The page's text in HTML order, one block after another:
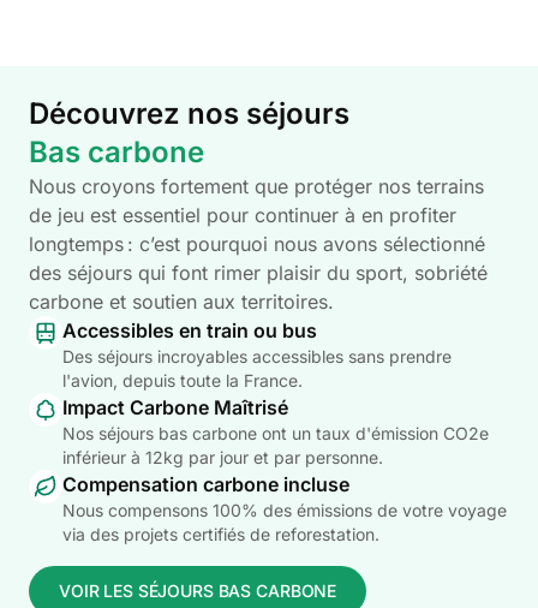
Découvrez nos séjours
Bas carbone
Nous croyons fortement que protéger nos terrains
de jeu est essentiel pour continuer à en profiter
longtemps : c’est pourquoi nous avons sélectionné
des séjours qui font rimer plaisir du sport, sobriété
carbone et soutien aux territoires.
Accessibles en train ou bus
Des séjours incroyables accessibles sans prendre
l'avion, depuis toute la France.
Impact Carbone Maîtrisé
Nos séjours bas carbone ont un taux d'émission CO2e
inférieur à 12kg par jour et par personne.
Compensation carbone incluse
Nous compensons 100% des émissions de votre voyage
via des projets certifiés de reforestation.
VOIR LES SÉJOURS BAS CARBONE